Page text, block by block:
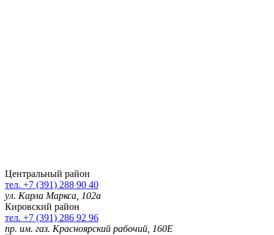
Центральный район
тел. +7 (391) 288 90 40
ул. Карла Маркса, 102а
Кировский район
тел. +7 (391) 286 92 96
пр. им. газ. Красноярский рабочий, 160Е